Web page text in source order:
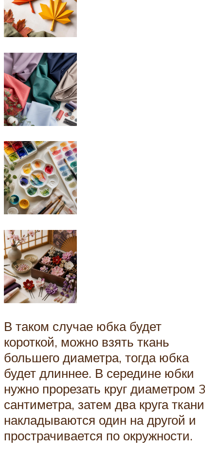
В таком случае юбка будет
короткой, можно взять ткань
большего диаметра, тогда юбка
будет длиннее. В середине юбки
нужно прорезать круг диаметром 3
сантиметра, затем два круга ткани
накладываются один на другой и
прострачивается по окружности.